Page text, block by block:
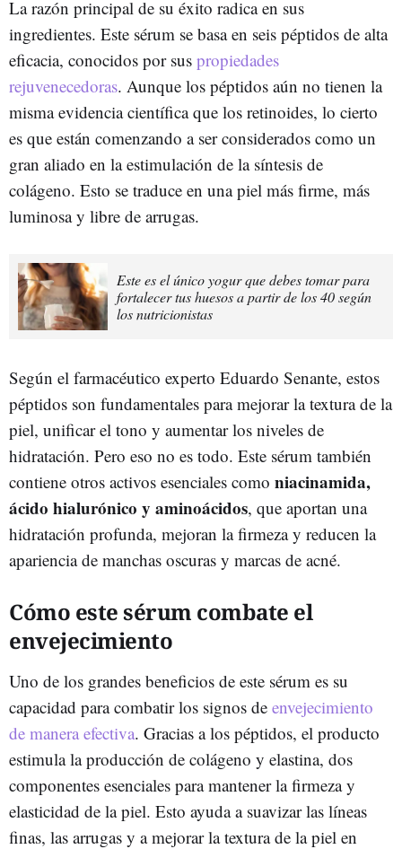
La razón principal de su éxito radica en sus
ingredientes. Este sérum se basa en seis péptidos de alta
eficacia, conocidos por sus propiedades
rejuvenecedoras. Aunque los péptidos aún no tienen la
misma evidencia científica que los retinoides, lo cierto
es que están comenzando a ser considerados como un
gran aliado en la estimulación de la síntesis de
colágeno. Esto se traduce en una piel más firme, más
luminosa y libre de arrugas.
Este es el único yogur que debes tomar para
fortalecer tus huesos a partir de los 40 según
los nutricionistas
Según el farmacéutico experto Eduardo Senante, estos
péptidos son fundamentales para mejorar la textura de la
piel, unificar el tono y aumentar los niveles de
hidratación. Pero eso no es todo. Este sérum también
contiene otros activos esenciales como niacinamida,
ácido hialurónico y aminoácidos, que aportan una
hidratación profunda, mejoran la firmeza y reducen la
apariencia de manchas oscuras y marcas de acné.
Cómo este sérum combate el
envejecimiento
Uno de los grandes beneficios de este sérum es su
capacidad para combatir los signos de envejecimiento
de manera efectiva. Gracias a los péptidos, el producto
estimula la producción de colágeno y elastina, dos
componentes esenciales para mantener la firmeza y
elasticidad de la piel. Esto ayuda a suavizar las líneas
finas, las arrugas y a mejorar la textura de la piel en